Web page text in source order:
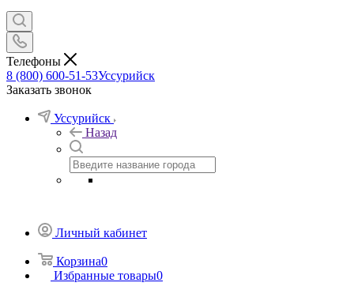
Телефоны
8 (800) 600-51-53Уссурийск
Заказать звонок
Уссурийск
Назад
Личный кабинет
Корзина0
Избранные товары0